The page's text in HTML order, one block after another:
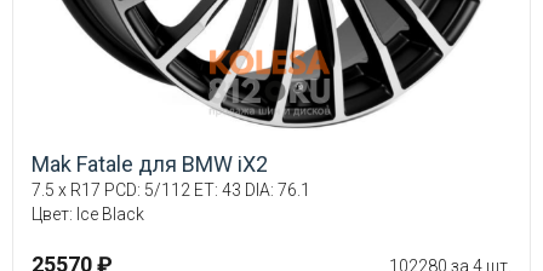
Mak Fatale для BMW iX2
7.5 x R17 PCD: 5/112 ET: 43 DIA: 76.1
Цвет: Ice Black
25570 ₽ 102280 за 4 шт.